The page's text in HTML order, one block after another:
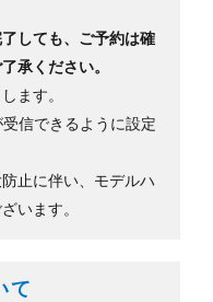
しても、ご予約は確
承ください。
ます。
信できるように設定
止に伴い、モデルハ
います。
て